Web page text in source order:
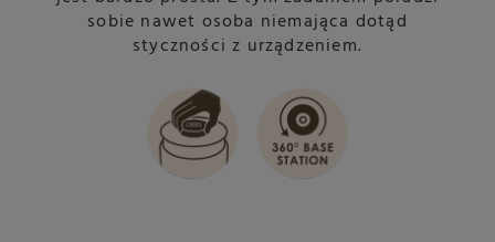
sobie nawet osoba niemająca dotąd
styczności z urządzeniem.